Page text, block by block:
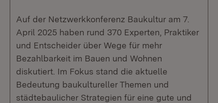
Auf der Netzwerkkonferenz Baukultur am 7.
April 2025 haben rund 370 Experten, Praktiker
und Entscheider über Wege für mehr
Bezahlbarkeit im Bauen und Wohnen
diskutiert. Im Fokus stand die aktuelle
Bedeutung baukultureller Themen und
städtebaulicher Strategien für eine gute und